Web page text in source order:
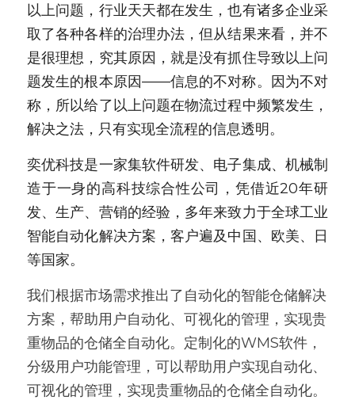
以上问题，行业天天都在发生，也有诸多企业采
取了各种各样的治理办法，但从结果来看，并不
是很理想，究其原因，就是没有抓住导致以上问
题发生的根本原因——信息的不对称。因为不对
称，所以给了以上问题在物流过程中频繁发生，
解决之法，只有实现全流程的信息透明。
奕优科技是一家集软件研发、电子集成、机械制
造于一身的高科技综合性公司，凭借近20年研
发、生产、营销的经验，多年来致力于全球工业
智能自动化解决方案，客户遍及中国、欧美、日
等国家。
我们根据市场需求推出了自动化的智能仓储解决
方案，帮助用户自动化、可视化的管理，实现贵
重物品的仓储全自动化。定制化的WMS软件，
分级用户功能管理，可以帮助用户实现自动化、
可视化的管理，实现贵重物品的仓储全自动化。